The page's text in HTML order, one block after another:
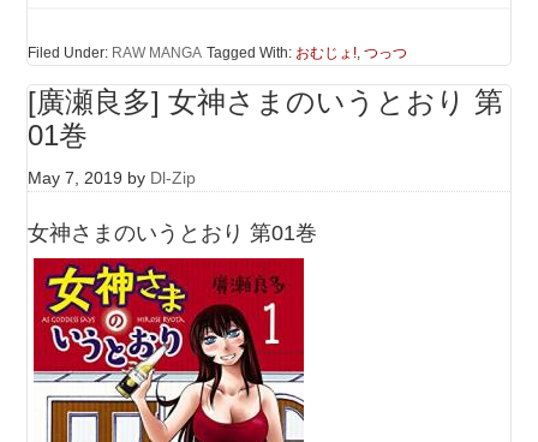
Filed Under: RAW MANGA Tagged With: おむじょ!,つっつ
[廣瀬良多] 女神さまのいうとおり 第
01巻
May 7, 2019 by Dl-Zip
女神さまのいうとおり 第01巻